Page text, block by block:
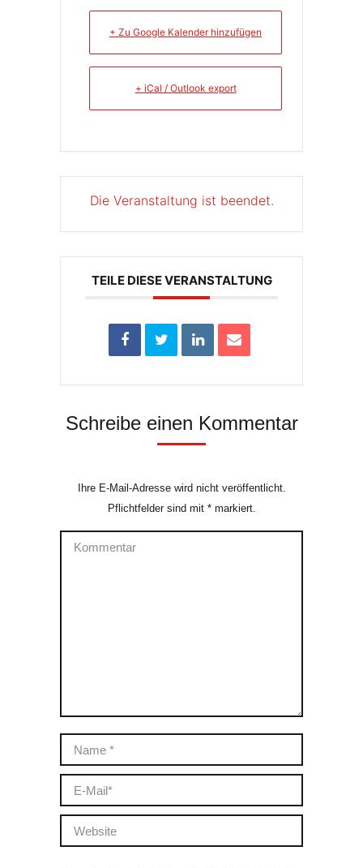
+ Zu Google Kalender hinzufügen
+ iCal / Outlook export
Die Veranstaltung ist beendet.
TEILE DIESE VERANSTALTUNG
Schreibe einen Kommentar
Ihre E-Mail-Adresse wird nicht veröffentlicht.
Pflichtfelder sind mit *markiert.
Kommentar
Name *
E-Mail *
Website